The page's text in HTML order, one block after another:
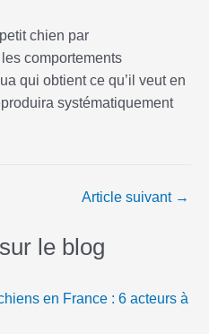
chien par
comportements
qui obtient ce qu’il veut en
systématiquement
Article suivant →
le blog
en France : 6 acteurs à